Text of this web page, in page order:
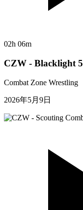
02h 06m
CZW - Blacklight 5
Combat Zone Wrestling
2026年5月9日